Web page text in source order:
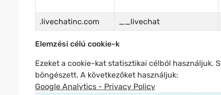
.livechatinc.com
__livechat
Elemzési célú cookie-k
Ezeket a cookie-kat statisztikai célból használjuk.
böngészett. A következőket használjuk:
Google Analytics - Privacy Policy